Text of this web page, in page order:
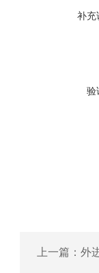
补充
验
上一篇： 外